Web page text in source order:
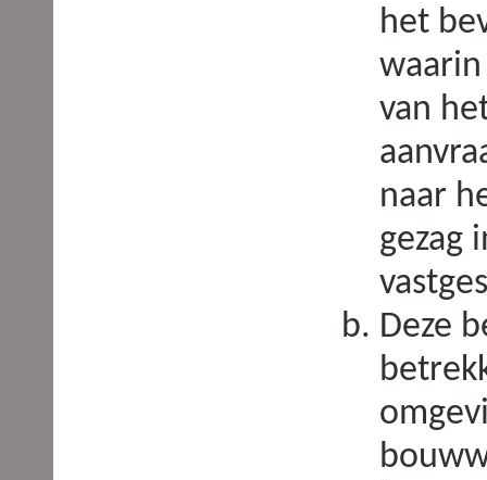
het
van
naar
gezag
Deze